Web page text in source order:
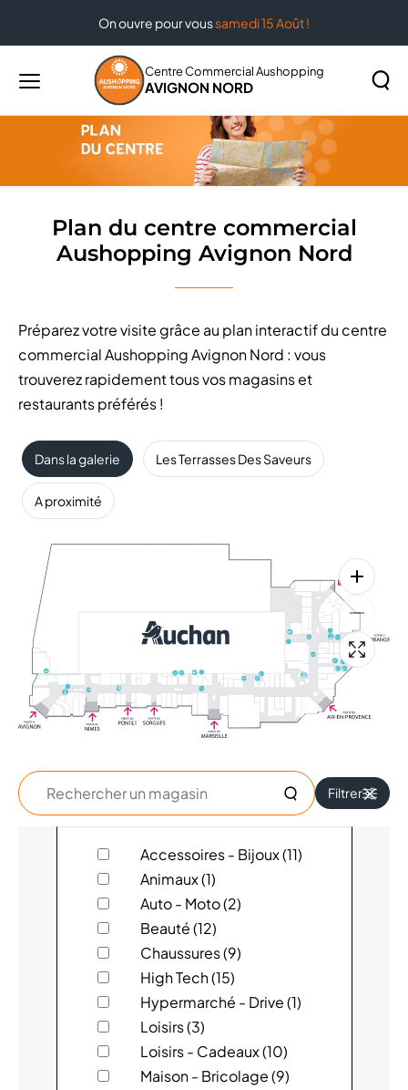
On ouvre pour voussamedi 15 Août !
Menu
principal
Centre Commercial Aushopping
AVIGNON NORD
Rechercher
site
Plan du centre commercial Aushopping Avignon
Plan du centre commercial
Aushopping Avignon Nord
Préparez votre visite grâce au plan interactif du centre
commercial Aushopping Avignon Nord : vous
trouverez rapidement tous vos magasins et
restaurants préférés !
Dans la galerie Les Terrasses Des Saveurs
A proximité
Rechercher
un
magasin
Filtrer
ACTION
ADIDAS
ADOPT'
AKSES
ALAIN AFFLELOU
ALIVE
Accessoires - Bijoux (11)
Animaux (1)
Auto - Moto (2)
Beauté (12)
Chaussures (9)
High Tech (15)
Hypermarché - Drive (1)
Loisirs (3)
Loisirs - Cadeaux (10)
Maison - Bricolage (9)